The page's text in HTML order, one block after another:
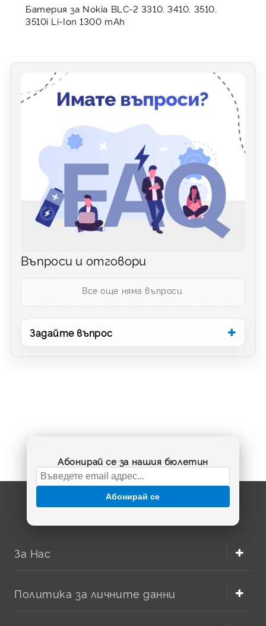
Батерия за Nokia BLC-2 3310, 3410, 3510,
3510i Li-Ion 1300 mAh
Въпроси и отговори
Все още няма въпроси.
Задайте въпрос
Абонирай се за нашия бюлетин
Абонирай се
За Нас
Политика за личните данни